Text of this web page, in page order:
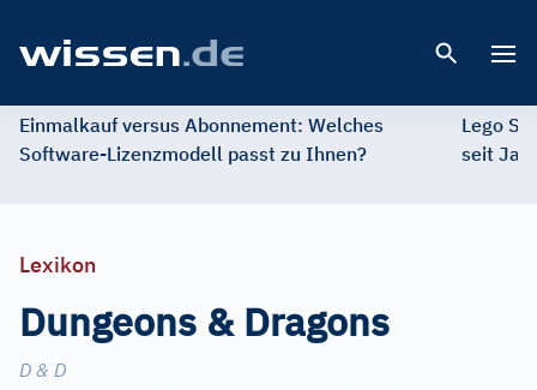
Einmalkauf versus Abonnement: Welches
Software-Lizenzmodell passt zu Ihnen?
Lego
seit
Lexikon
Dungeons & Dragons
D & D